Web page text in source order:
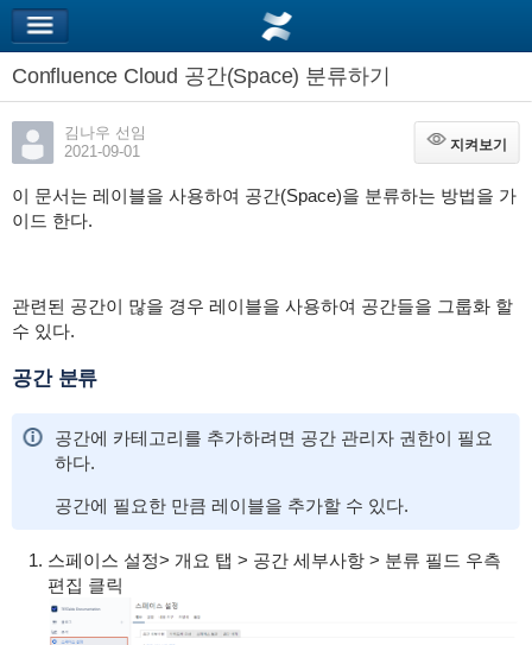
Confluence Cloud 공간(Space) 분류하기
김나우 선임
2021-09-01
지켜보기
지켜보기
이 문서는 레이블을 사용하여 공간(Space)을 분류하는 방법을 가
이드 한다.
관련된 공간이 많을 경우 레이블을 사용하여 공간들을 그룹화 할
수 있다.
공간 분류
공간에 카테고리를 추가하려면 공간 관리자 권한이 필요
하다.
공간에 필요한 만큼 레이블을 추가할 수 있다.
스페이스 설정> 개요 탭 > 공간 세부사항 > 분류 필드 우측
편집 클릭